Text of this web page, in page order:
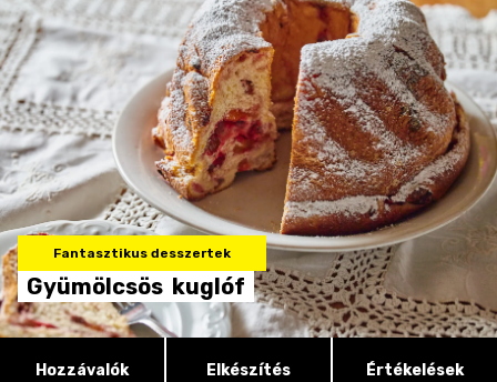
Fantasztikus desszertek
Gyümölcsös kuglóf
Hozzávalók Elkészítés Értékelések